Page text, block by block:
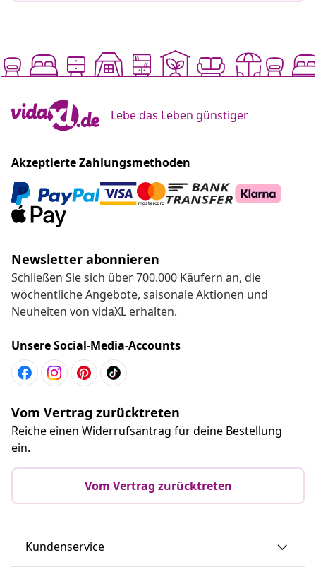
Lebe das Leben günstiger
Akzeptierte Zahlungsmethoden
Newsletter abonnieren
Schließen Sie sich über 700.000 Käufern an, die
wöchentliche Angebote, saisonale Aktionen und
Neuheiten von vidaXL erhalten.
Unsere Social-Media-Accounts
Vom Vertrag zurücktreten
Reiche einen Widerrufsantrag für deine Bestellung
ein.
Vom Vertrag zurücktreten
Kundenservice